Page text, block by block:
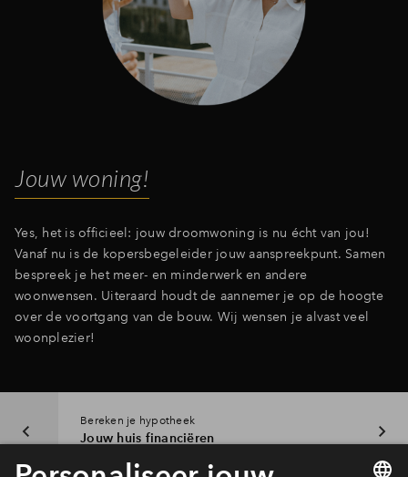
Jouw woning!
Yes, het is officieel: jouw droomwoning is nu écht van jou!
Vanaf nu is de kopersbegeleider jouw aanspreekpunt. Samen
bespreek je het meer- en minderwerk en andere
woonwensen. Uiteraard houdt de aannemer je op de hoogte
over de voortgang van de bouw. Wij wensen je alvast veel
woonplezier!
Bereken je hypotheek
Jouw huis financiëren